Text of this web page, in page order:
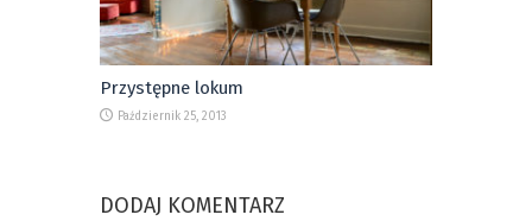
Przystępne lokum
Październik 25, 2013
DODAJ KOMENTARZ